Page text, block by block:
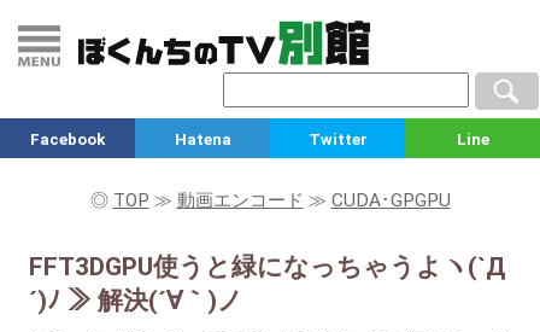
Facebook Hatena Twitter Line
◎ TOP ≫ 動画エンコード ≫ CUDA･GPGPU
FFT3DGPU使うと緑になっちゃうよヽ(`Д
´)ﾉ ≫ 解決(´∀｀)ノ